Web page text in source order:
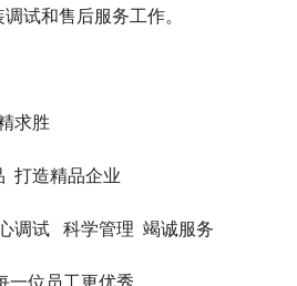
试和售后服务工作。
求胜
打造精品企业
调试 科学管理 竭诚服务